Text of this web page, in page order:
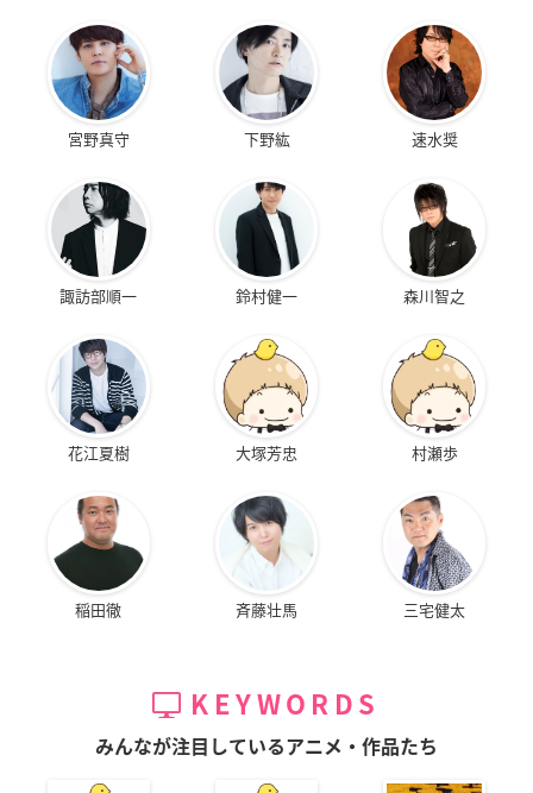
宮野真守 下野紘 速水奨
諏訪部順一 鈴村健一 森川智之
花江夏樹 大塚芳忠 村瀬歩
稲田徹 斉藤壮馬 三宅健太
KEYWORDS
みんなが注目しているアニメ・作品たち